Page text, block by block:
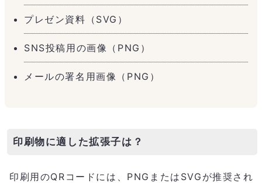
プレゼン資料（SVG）
SNS投稿用の画像（PNG）
メールの署名用画像（PNG）
印刷物に適した拡張子は？
印刷用のQRコードには、PNGまたはSVGが推奨され